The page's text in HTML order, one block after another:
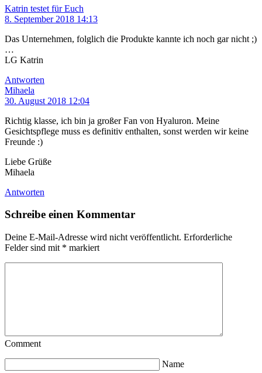
Katrin testet für Euch
8. September 2018 14:13
Das Unternehmen, folglich die Produkte kannte ich noch gar nicht ;)
…
LG Katrin
Antworten
Mihaela
30. August 2018 12:04
Richtig klasse, ich bin ja großer Fan von Hyaluron. Meine
Gesichtspflege muss es definitiv enthalten, sonst werden wir keine
Freunde :)
Liebe Grüße
Mihaela
Antworten
Schreibe einen Kommentar
Deine E-Mail-Adresse wird nicht veröffentlicht. Erforderliche
Felder sind mit * markiert
Comment
Name